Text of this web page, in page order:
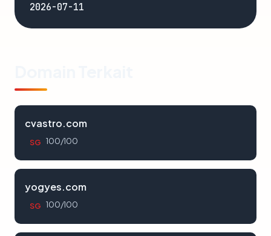
2026-07-11
cvastro.com
SG 100/100
yogyes.com
SG 100/100